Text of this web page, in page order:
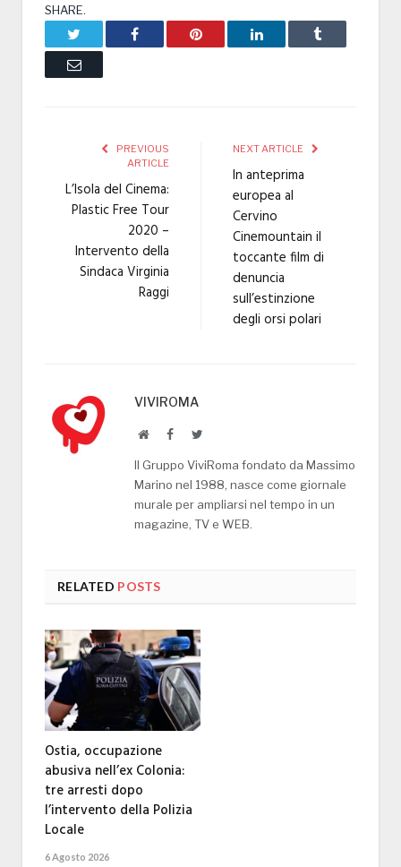
SHARE.
Facebook Pinterest LinkedIn Tumblr
Email
PREVIOUS
ARTICLE
L’Isola del Cinema:
Plastic Free Tour
2020 –
Intervento della
Sindaca Virginia
Raggi
NEXT ARTICLE
In anteprima
europea al
Cervino
Cinemountain il
toccante film di
denuncia
sull’estinzione
degli orsi polari
VIVIROMA
WebsiteFacebookTwitter
Il Gruppo ViviRoma fondato da Massimo
Marino nel 1988, nasce come giornale
murale per ampliarsi nel tempo in un
magazine, TV e WEB.
RELATED POSTS
Ostia, occupazione
abusiva nell’ex Colonia:
tre arresti dopo
l’intervento della Polizia
Locale
6 Agosto 2026